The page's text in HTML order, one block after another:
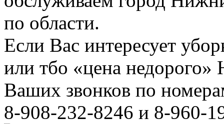
по области.
Если Вас интересует
или тбо «цена
Ваших звонков по
8-908-232-8246 и 8-960-